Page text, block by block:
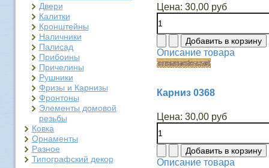
Двери
Калитки
Кронштейны
Наличники
Палисад
Прибоины
Причелины
Рушники
Фризы и Карнизы
Фронтоны
Элементы домовой
резьбы
Ковка
Орнаменты
Разное
Типографский декор
Цена: 30,00 руб
Описание товара
Карниз 0368
Цена: 30,00 руб
Описание товара